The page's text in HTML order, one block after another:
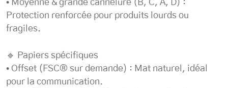
• Moyenne & grande cannelure (B, C, A, D) :
Protection renforcée pour produits lourds ou
fragiles.
🔹 Papiers spécifiques
• Offset (FSC® sur demande) : Mat naturel, idéal
pour la communication.